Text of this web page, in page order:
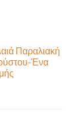
Παραλιακή
Ένα